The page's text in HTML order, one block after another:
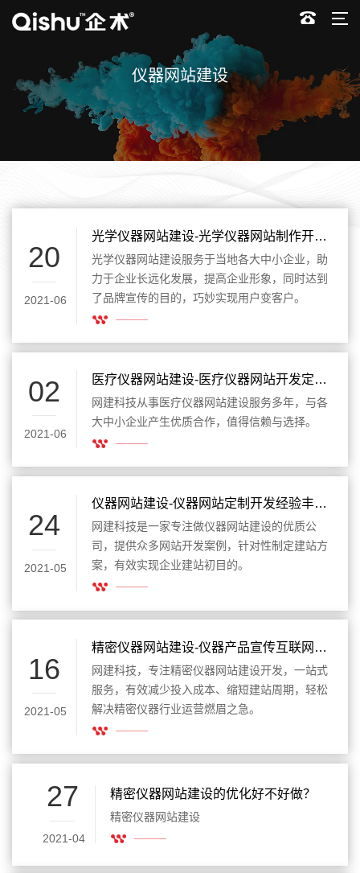
仪器网站建设
20
2021-06
光学仪器网站建设-光学仪器网站制作开发宣传产品提升业绩
光学仪器网站建设服务于当地各大中小企业，助
力于企业长远化发展，提高企业形象，同时达到
了品牌宣传的目的，巧妙实现用户变客户。
02
2021-06
医疗仪器网站建设-医疗仪器网站开发定制品牌推广
网建科技从事医疗仪器网站建设服务多年，与各
大中小企业产生优质合作，值得信赖与选择。
24
2021-05
仪器网站建设-仪器网站定制开发经验丰富案例多
网建科技是一家专注做仪器网站建设的优质公
司，提供众多网站开发案例，针对性制定建站方
案，有效实现企业建站初目的。
16
2021-05
精密仪器网站建设-仪器产品宣传互联网转化
网建科技，专注精密仪器网站建设开发，一站式
服务，有效减少投入成本、缩短建站周期，轻松
解决精密仪器行业运营燃眉之急。
27
2021-04
精密仪器网站建设的优化好不好做？
精密仪器网站建设